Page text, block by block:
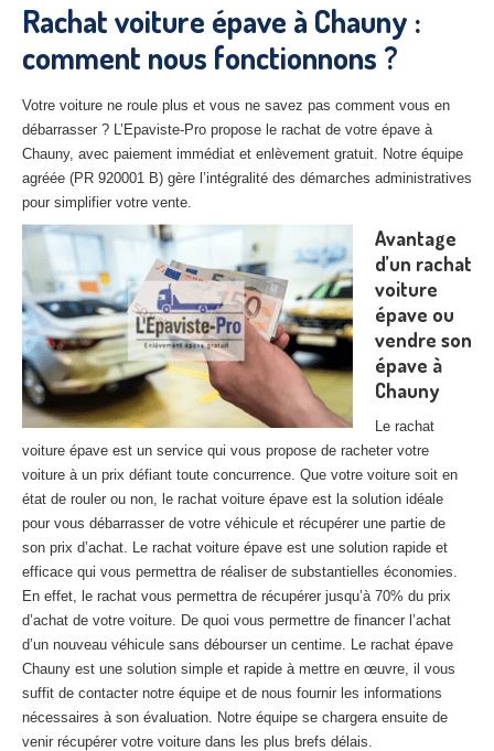
51 – Marne
45– Loiret
28 – Eure-et-Loir
27– Eure
10– Aube
02 – Aisne
Tous les secteurs
CENTREVHU AGRÉE
Centreagréé VHU Paris 75 : casse auto avec destruction
Centreagréé VHU 77 : casse auto avec destruction
Centreagréé VHU 78 : casse auto avec destruction
Centre agréé VHU 91 : casse auto avec destruction
Centreagréé VHU 92 : casse auto avec destruction
Centreagréé VHU 93 : casse auto avec destruction
Centre agréé VHU 94 : casse auto avec destruction
Centreagréé VHU 95 : casse auto avec destruction
DOCUMENTSÀ JOINDRE
Rachat voiture épave à Chauny :
comment nous fonctionnons ?
Votre voiture ne roule plus et vous ne savez pas comment vous en
débarrasser ? L’Epaviste-Pro propose le rachat de votre épave à
Chauny, avec paiement immédiat et enlèvement gratuit. Notre équipe
agréée (PR 920001 B) gère l’intégralité des démarches administratives
pour simplifier votre vente.
Avantage
d’un rachat
voiture
épave ou
vendre son
épave à
Chauny
Le rachat
voiture épave est un service qui vous propose de racheter votre
voiture à un prix défiant toute concurrence. Que votre voiture soit en
état de rouler ou non, le rachat voiture épave est la solution idéale
pour vous débarrasser de votre véhicule et récupérer une partie de
son prix d’achat. Le rachat voiture épave est une solution rapide et
efficace qui vous permettra de réaliser de substantielles économies.
En effet, le rachat vous permettra de récupérer jusqu’à 70% du prix
d’achat de votre voiture. De quoi vous permettre de financer l’achat
d’un nouveau véhicule sans débourser un centime. Le rachat épave
Chauny est une solution simple et rapide à mettre en œuvre, il vous
suffit de contacter notre équipe et de nous fournir les informations
nécessaires à son évaluation. Notre équipe se chargera ensuite de
venir récupérer votre voiture dans les plus brefs délais.